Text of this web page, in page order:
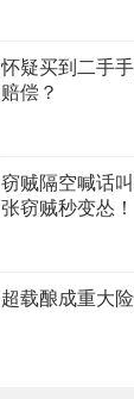
怀疑买到二手
赔偿？
窃贼隔空喊话
张窃贼秒变怂！
超载酿成重大